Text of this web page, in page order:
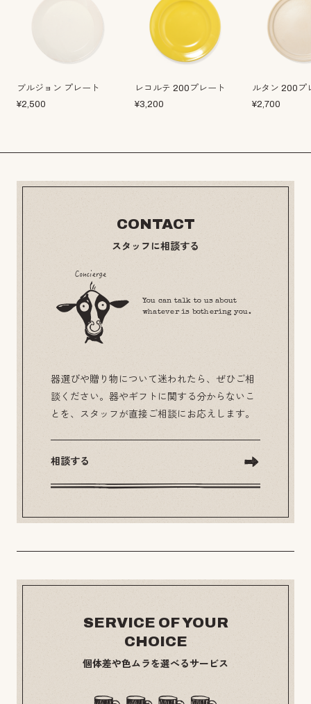
ブルジョン プレート
¥2,500
レコルテ 200プレート
¥3,200
ルタン 200プ
¥2,700
CONTACT
スタッフに相談する
You can talk to us about
whatever is bothering you.
器選びや贈り物について迷われたら、ぜひご相
談ください。器やギフトに関する分からないこ
とを、スタッフが直接ご相談にお応えします。
相談する
SERVICE OF YOUR
CHOICE
個体差や色ムラを選べるサービス